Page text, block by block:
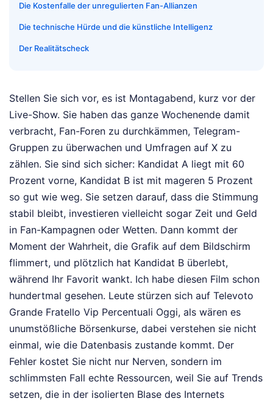
Die Kostenfalle der unregulierten Fan-Allianzen
Die technische Hürde und die künstliche Intelligenz
Der Realitätscheck
Stellen Sie sich vor, es ist Montagabend, kurz vor der
Live-Show. Sie haben das ganze Wochenende damit
verbracht, Fan-Foren zu durchkämmen, Telegram-
Gruppen zu überwachen und Umfragen auf X zu
zählen. Sie sind sich sicher: Kandidat A liegt mit 60
Prozent vorne, Kandidat B ist mit mageren 5 Prozent
so gut wie weg. Sie setzen darauf, dass die Stimmung
stabil bleibt, investieren vielleicht sogar Zeit und Geld
in Fan-Kampagnen oder Wetten. Dann kommt der
Moment der Wahrheit, die Grafik auf dem Bildschirm
flimmert, und plötzlich hat Kandidat B überlebt,
während Ihr Favorit wankt. Ich habe diesen Film schon
hundertmal gesehen. Leute stürzen sich auf Televoto
Grande Fratello Vip Percentuali Oggi, als wären es
unumstößliche Börsenkurse, dabei verstehen sie nicht
einmal, wie die Datenbasis zustande kommt. Der
Fehler kostet Sie nicht nur Nerven, sondern im
schlimmsten Fall echte Ressourcen, weil Sie auf Trends
setzen, die in der isolierten Blase des Internets